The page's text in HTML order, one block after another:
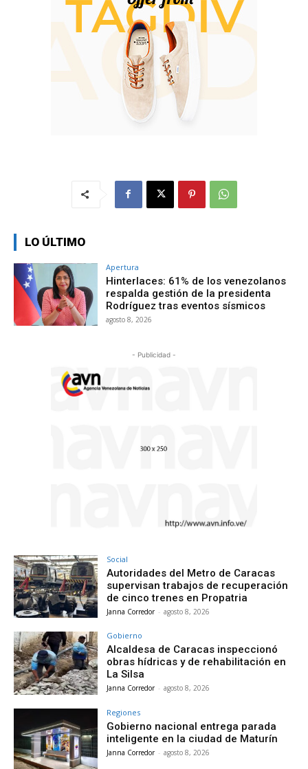
LO ÚLTIMO
Apertura
Hinterlaces: 61% de los venezolanos
respalda gestión de la presidenta
Rodríguez tras eventos sísmicos
agosto 8, 2026
- Publicidad -
Social
Autoridades del Metro de Caracas
supervisan trabajos de recuperación
de cinco trenes en Propatria
Janna Corredor - agosto 8, 2026
Gobierno
Alcaldesa de Caracas inspeccionó
obras hídricas y de rehabilitación en
La Silsa
Janna Corredor - agosto 8, 2026
Regiones
Gobierno nacional entrega parada
inteligente en la ciudad de Maturín
Janna Corredor - agosto 8, 2026